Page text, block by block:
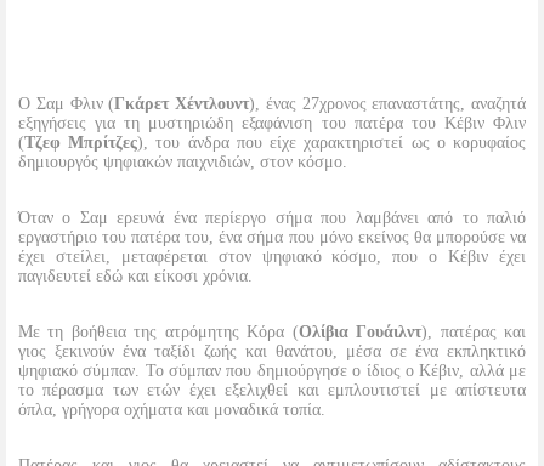
Ο Σαμ Φλιν (Γκάρετ Χέντλουντ), ένας 27χρονος επαναστάτης, αναζητά
εξηγήσεις για τη μυστηριώδη εξαφάνιση του πατέρα του Κέβιν Φλιν
(Τζεφ Μπρίτζες), του άνδρα που είχε χαρακτηριστεί ως ο κορυφαίος
δημιουργός ψηφιακών παιχνιδιών, στον κόσμο.
Όταν ο Σαμ ερευνά ένα περίεργο σήμα που λαμβάνει από το παλιό
εργαστήριο του πατέρα του, ένα σήμα που μόνο εκείνος θα μπορούσε να
έχει στείλει, μεταφέρεται στον ψηφιακό κόσμο, που ο Κέβιν έχει
παγιδευτεί εδώ και είκοσι χρόνια.
Με τη βοήθεια της ατρόμητης Κόρα (Ολίβια Γουάιλντ), πατέρας και
γιος ξεκινούν ένα ταξίδι ζωής και θανάτου, μέσα σε ένα εκπληκτικό
ψηφιακό σύμπαν. Το σύμπαν που δημιούργησε ο ίδιος ο Κέβιν, αλλά με
το πέρασμα των ετών έχει εξελιχθεί και εμπλουτιστεί με απίστευτα
όπλα, γρήγορα οχήματα και μοναδικά τοπία.